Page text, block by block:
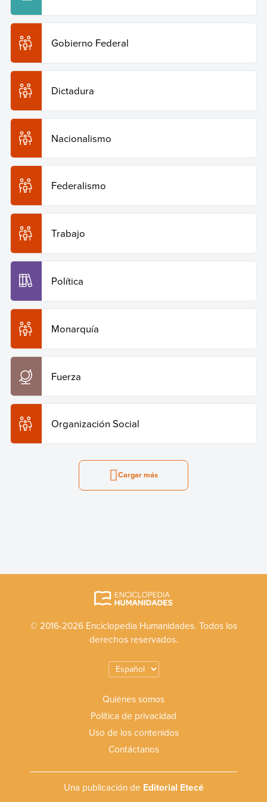
Gobierno Federal
Dictadura
Nacionalismo
Federalismo
Trabajo
Política
Monarquía
Fuerza
Organización Social
Cargar más
© 2016-2026 Enciclopedia Humanidades. Todos los
derechos reservados.
Quiénes somos
Política de privacidad
Uso de los contenidos
Contáctanos
Una publicación de Editorial Etecé